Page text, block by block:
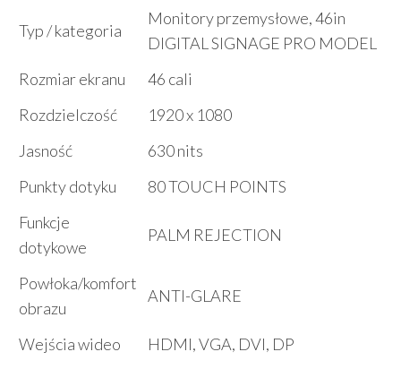
Typ / kategoria
Monitory przemysłowe, 46in
DIGITAL SIGNAGE PRO MODEL
Rozmiar ekranu
46 cali
Rozdzielczość
1920 x 1080
Jasność
630 nits
Punkty dotyku
80 TOUCH POINTS
Funkcje
dotykowe
PALM REJECTION
Powłoka/komfort
obrazu
ANTI-GLARE
Wejścia wideo
HDMI, VGA, DVI, DP